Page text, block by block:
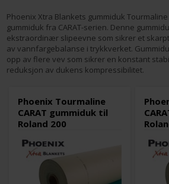
Phoenix Xtra Blankets gummiduk
gummiduk fra CARAT-serien. Denne
ekstraordinær slipeevne som sikrer et
av vannfargebalanse i trykkverket.
opp av flere vev som sikrer en konstant
reduksjon av dukens kompressibilitet.
Phoenix Tourmaline
CARAT gummiduk til
Roland 200